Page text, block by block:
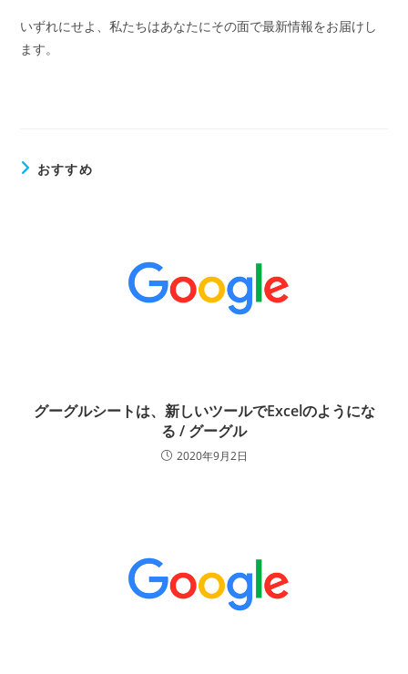
いずれにせよ、私たちはあなたにその面で最新情報をお届けし
ます。
おすすめ
グーグルシートは、新しいツールでExcelのようにな
る / グーグル
2020年9月2日